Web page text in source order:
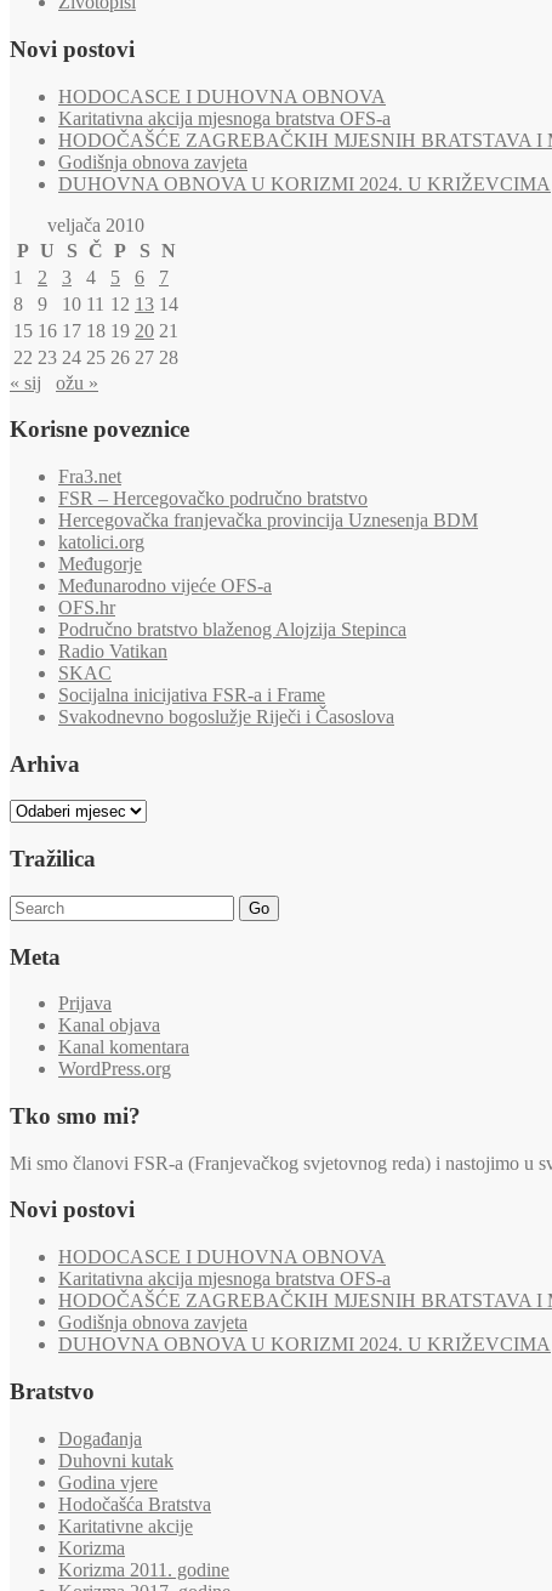
Novi postovi
HODOCASCE I DUHOVNA OBNOVA
Karitativna akcija mjesnoga bratstva OFS-a
HODOČAŠĆE ZAGREBAČKIH MJESNIH BRATSTAVA I
Godišnja obnova zavjeta
DUHOVNA OBNOVA U KORIZMI 2024. U KRIŽEVCIMA
veljača 2010
P U S Č P S N
1
2 3 4 5 6
7
8
9 10 11 12 13 14
15 16 17 18 19 20 21
22 23 24 25 26 27 28
« sij
ožu »
Korisne poveznice
Fra3.net
FSR – Hercegovačko područno bratstvo
Hercegovačka franjevačka provincija Uznesenja BDM
katolici.org
Međugorje
Međunarodno vijeće OFS-a
OFS.hr
Područno bratstvo blaženog Alojzija Stepinca
Radio Vatikan
SKAC
Socijalna inicijativa FSR-a i Frame
Svakodnevno bogoslužje Riječi i Časoslova
Arhiva
Arhiva
Tražilica
Go
Meta
Prijava
Kanal objava
Kanal komentara
WordPress.org
Tko smo mi?
Mi smo članovi FSR-a (Franjevačkog svjetovnog reda) i nastojimo u
Novi postovi
HODOCASCE I DUHOVNA OBNOVA
Karitativna akcija mjesnoga bratstva OFS-a
HODOČAŠĆE ZAGREBAČKIH MJESNIH BRATSTAVA I
Godišnja obnova zavjeta
DUHOVNA OBNOVA U KORIZMI 2024. U KRIŽEVCIMA
Bratstvo
Događanja
Duhovni kutak
Godina vjere
Hodočašća Bratstva
Karitativne akcije
Korizma
Korizma 2011. godine